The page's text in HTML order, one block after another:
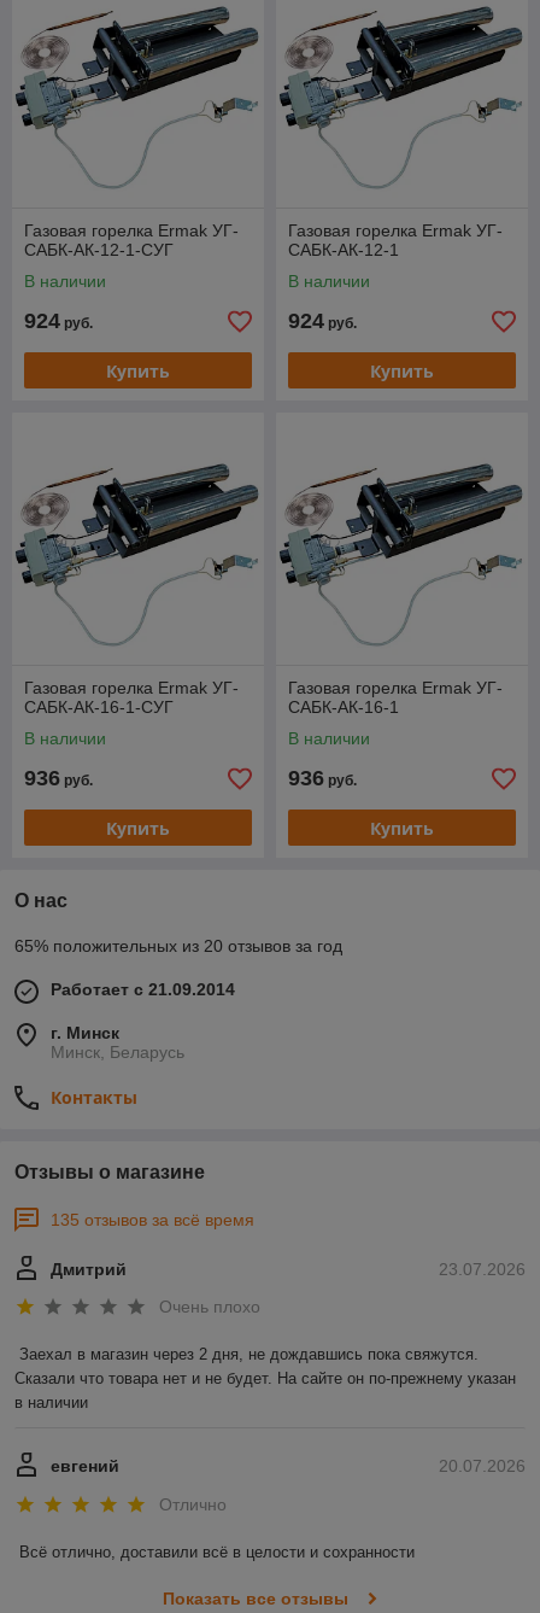
Газовая горелка Ermak УГ-
САБК-АК-12-1-СУГ
В наличии
924 руб.
Купить
Газовая горелка Ermak УГ-
САБК-АК-12-1
В наличии
924 руб.
Купить
Газовая горелка Ermak УГ-
САБК-АК-16-1-СУГ
В наличии
936 руб.
Купить
Газовая горелка Ermak УГ-
САБК-АК-16-1
В наличии
936 руб.
Купить
О нас
65% положительных из 20 отзывов за год
Работает с 21.09.2014
г. Минск
Минск, Беларусь
Контакты
Отзывы о магазине
135 отзывов за всё время
23.07.2026
Дмитрий
Очень плохо
Заехал в магазин через 2 дня, не дождавшись пока свяжутся.
Сказали что товара нет и не будет. На сайте он по-прежнему указан
в наличии
20.07.2026
евгений
Отлично
Всё отлично, доставили всё в целости и сохранности
Показать все отзывы